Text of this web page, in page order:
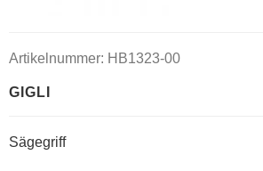
Artikelnummer: HB1323-00
GIGLI
Sägegriff